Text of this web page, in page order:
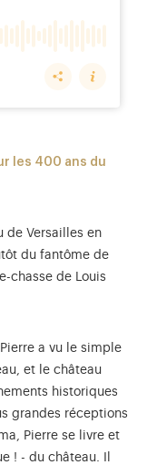
les 400 ans du
de Versailles en
du fantôme de
chasse de Louis
a vu le simple
et le château
historiques
grandes réceptions
Pierre se livre et
! - du château. Il